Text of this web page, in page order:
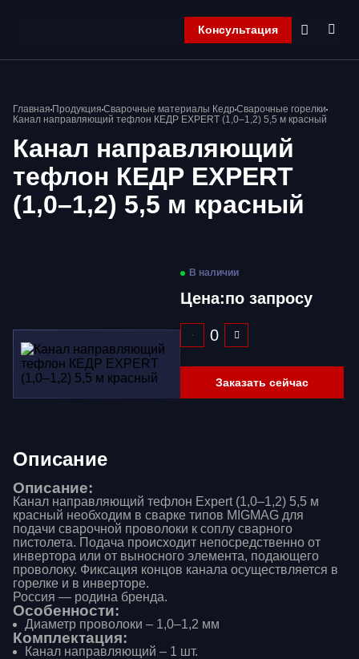
Консультация
Главная
Компания
Контакты
Корзина
Главная Продукция Сварочные материалы Кедр Сварочные горелки
Канал направляющий тефлон КЕДР EXPERT (1,0–1,2) 5,5 м красный
Канал направляющий
тефлон КЕДР EXPERT
(1,0–1,2) 5,5 м красный
В наличии
Цена:по запросу
Заказать сейчас
Описание
Описание:
Канал направляющий тефлон Expert (1,0–1,2) 5,5 м
красный необходим в сварке типов MIGMAG для
подачи сварочной проволоки к соплу сварного
пистолета. Подача происходит непосредственно от
инвертора или от выносного элемента, подающего
проволоку. Фиксация концов канала осуществляется в
горелке и в инверторе.
Россия — родина бренда.
Особенности:
Диаметр проволоки – 1,0–1,2 мм
Комплектация:
Канал направляющий – 1 шт.